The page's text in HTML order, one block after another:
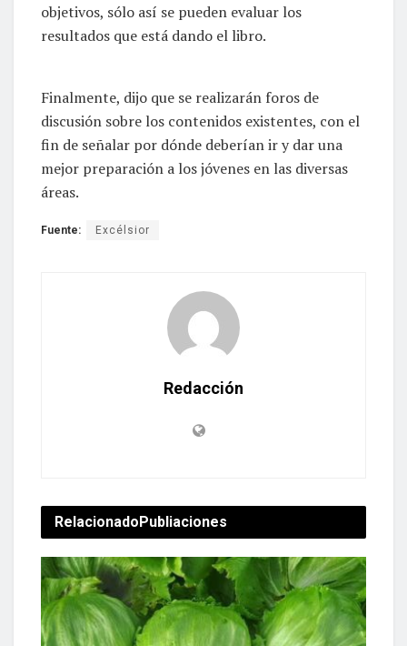
objetivos, sólo así se pueden evaluar los
resultados que está dando el libro.
Finalmente, dijo que se realizarán foros de
discusión sobre los contenidos existentes, con el
fin de señalar por dónde deberían ir y dar una
mejor preparación a los jóvenes en las diversas
áreas.
Fuente: Excélsior
Redacción
RelacionadoPubliaciones